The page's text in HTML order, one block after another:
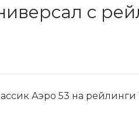
с
Аэро 53 на рейлинги